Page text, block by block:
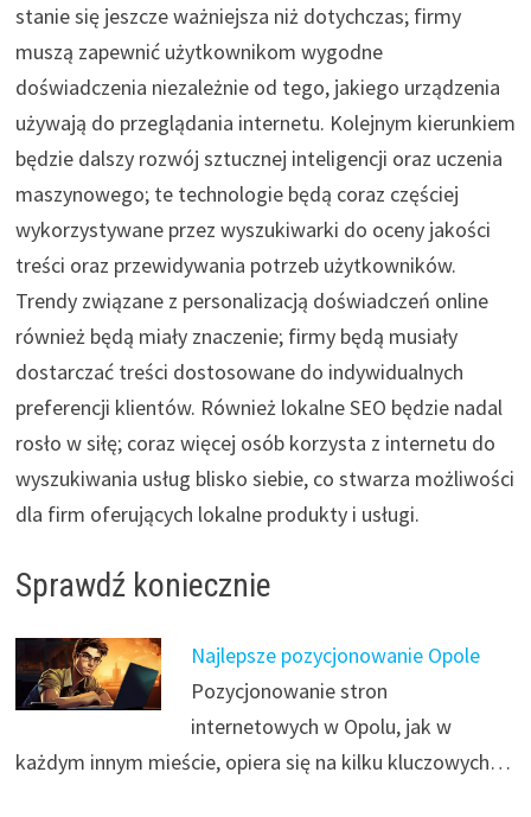
stanie się jeszcze ważniejsza niż dotychczas; firmy
muszą zapewnić użytkownikom wygodne
doświadczenia niezależnie od tego, jakiego urządzenia
używają do przeglądania internetu. Kolejnym kierunkiem
będzie dalszy rozwój sztucznej inteligencji oraz uczenia
maszynowego; te technologie będą coraz częściej
wykorzystywane przez wyszukiwarki do oceny jakości
treści oraz przewidywania potrzeb użytkowników.
Trendy związane z personalizacją doświadczeń online
również będą miały znaczenie; firmy będą musiały
dostarczać treści dostosowane do indywidualnych
preferencji klientów. Również lokalne SEO będzie nadal
rosło w siłę; coraz więcej osób korzysta z internetu do
wyszukiwania usług blisko siebie, co stwarza możliwości
dla firm oferujących lokalne produkty i usługi.
Sprawdź koniecznie
Najlepsze pozycjonowanie Opole
Pozycjonowanie stron
internetowych w Opolu, jak w
każdym innym mieście, opiera się na kilku kluczowych…